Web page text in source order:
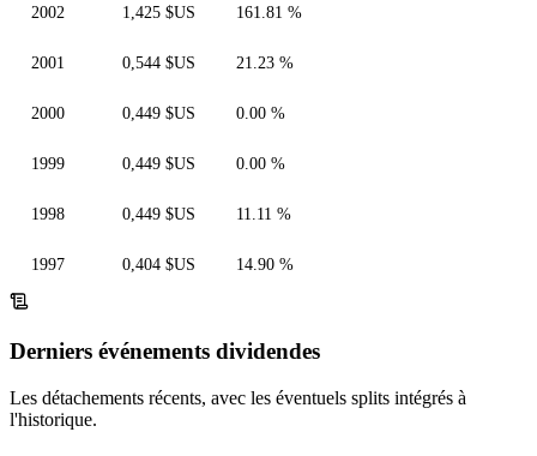
2002 1,425 $US 161.81 %
2001 0,544 $US 21.23 %
2000 0,449 $US 0.00 %
1999 0,449 $US 0.00 %
1998 0,449 $US 11.11 %
1997 0,404 $US 14.90 %
Derniers événements dividendes
Les détachements récents, avec les éventuels splits intégrés à
l'historique.